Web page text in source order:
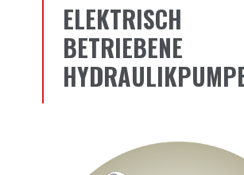
ELEKTRISCH
BETRIEBENE